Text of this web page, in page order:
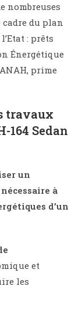
nombreuses
cadre du plan
: prêts
Énergétique
prime
travaux
164 Sedan
un
à
d’un
et
les